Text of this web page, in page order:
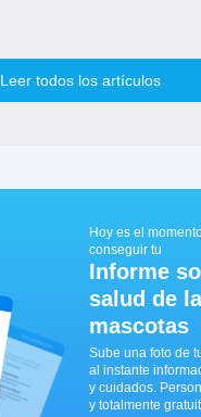
Leer todos los artículos
Hoy es el
conseguir tu
Informe
salud de
mascotas
Sube una foto de
al instante
y cuidados.
y totalmente